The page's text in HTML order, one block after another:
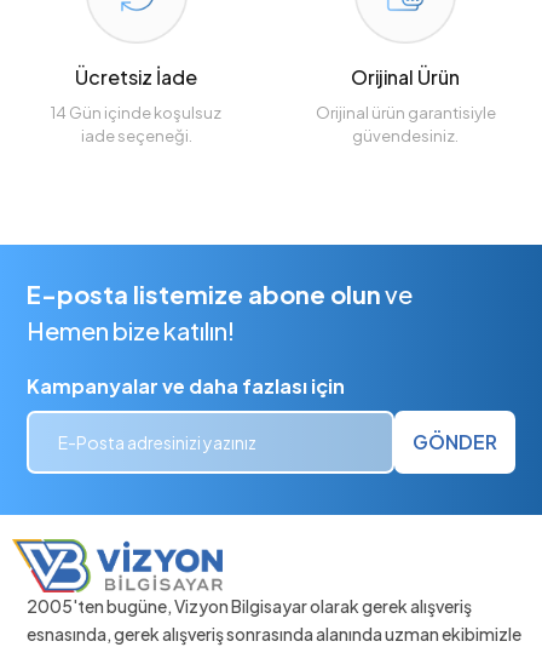
Ücretsiz İade
14 Gün içinde koşulsuz
iade seçeneği.
Orijinal Ürün
Orijinal ürün garantisiyle
güvendesiniz.
E-posta listemize abone olunve
Hemen bize katılın!
Kampanyalar ve daha fazlası için
GÖNDER
2005'ten bugüne, Vizyon Bilgisayar olarak gerek alışveriş
esnasında, gerek alışveriş sonrasında alanında uzman ekibimizle